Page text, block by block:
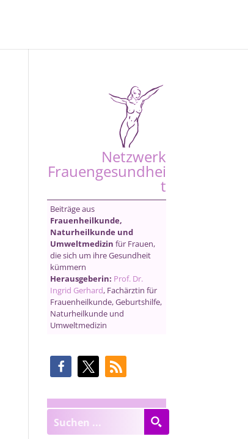
Netzwerk
Frauengesundhei
t
Beiträge aus
Frauenheilkunde,
Naturheilkunde und
Umweltmedizin für Frauen,
die sich um ihre Gesundheit
kümmern
Herausgeberin: Prof. Dr.
Ingrid Gerhard, Fachärztin für
Frauenheilkunde, Geburtshilfe,
Naturheilkunde und
Umweltmedizin